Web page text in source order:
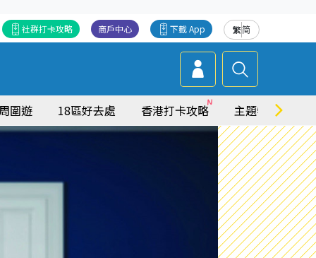
繁简
下載 App
商戶中心
社群打卡攻略
圍遊 18區好去處 香港打卡攻略 主題特集